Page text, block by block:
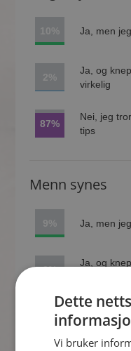
10% Ja, men
2%
Ja, og
virkelig
87%
Nei, jeg
tips
Menn synes
9% Ja, men
3%
Ja, og
89%
Nei, jeg
tips
Dette
Vi bruker